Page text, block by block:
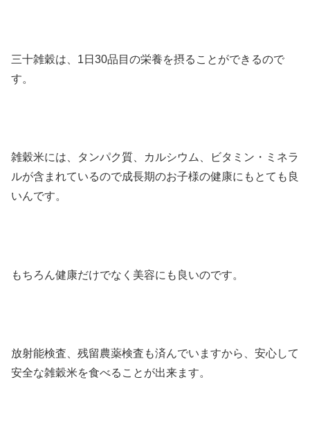
三十雑穀は、1日30品目の栄養を摂ることができるので
す。
雑穀米には、タンパク質、カルシウム、ビタミン・ミネラ
ルが含まれているので成長期のお子様の健康にもとても良
いんです。
もちろん健康だけでなく美容にも良いのです。
放射能検査、残留農薬検査も済んでいますから、安心して
安全な雑穀米を食べることが出来ます。